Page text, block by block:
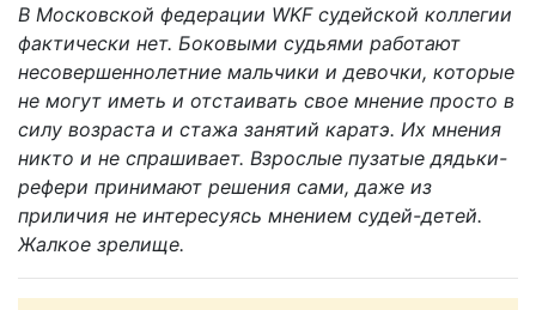
В Московской федерации WKF судейской коллегии
фактически нет. Боковыми судьями работают
несовершеннолетние мальчики и девочки, которые
не могут иметь и отстаивать свое мнение просто в
силу возраста и стажа занятий каратэ. Их мнения
никто и не спрашивает. Взрослые пузатые дядьки-
рефери принимают решения сами, даже из
приличия не интересуясь мнением судей-детей.
Жалкое зрелище.